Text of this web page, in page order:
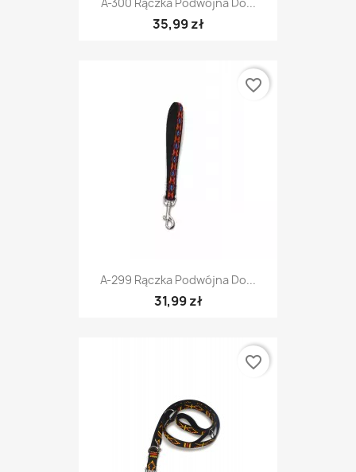
35,99 zł
A-299 Rączka Podwójna Do...
31,99 zł
favorite_border
favorite_border